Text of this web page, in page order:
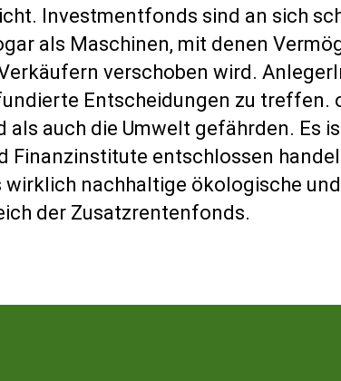
Investmentfonds sind an sich
als Maschinen, mit denen
verschoben wird.
Entscheidungen zu treffen.
auch die Umwelt gefährden. Es
Finanzinstitute entschlossen
nachhaltige ökologische
der Zusatzrentenfonds.